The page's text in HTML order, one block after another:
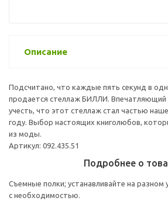
Описание
Подсчитано, что каждые пять секунд в
продается стеллаж БИЛЛИ. Впечатляющий
учесть, что этот стеллаж стал частью
году. Выбор настоящих книголюбов,
из моды.
Артикул: 092.435.51
Подробнее о
Съемные полки; устанавливайте на разном
с необходимостью.